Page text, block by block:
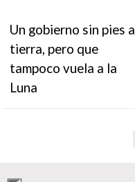
Un gobierno sin pies a
tierra, pero que
tampoco vuela a la
Luna